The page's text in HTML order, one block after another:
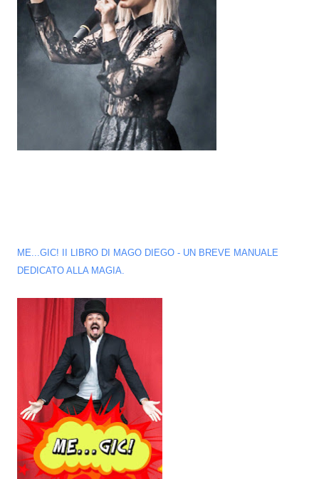
ME...GIC! II LIBRO DI MAGO DIEGO - UN BREVE MANUALE
DEDICATO ALLA MAGIA.